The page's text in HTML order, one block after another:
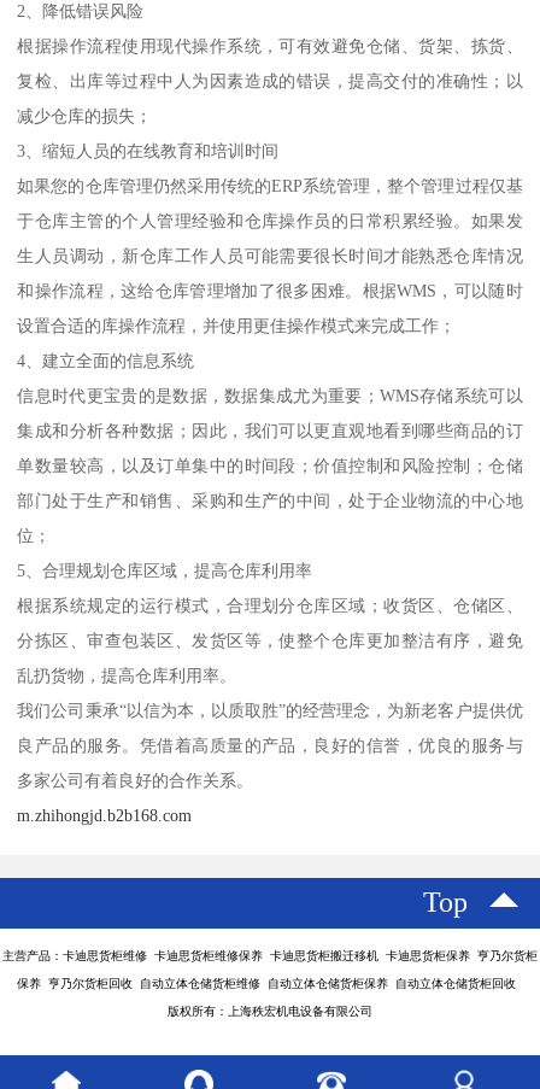
2、降低错误风险
根据操作流程使用现代操作系统，可有效避免仓储、货架、拣货、
复检、出库等过程中人为因素造成的错误，提高交付的准确性；以
减少仓库的损失；
3、缩短人员的在线教育和培训时间
如果您的仓库管理仍然采用传统的ERP系统管理，整个管理过程仅基
于仓库主管的个人管理经验和仓库操作员的日常积累经验。如果发
生人员调动，新仓库工作人员可能需要很长时间才能熟悉仓库情况
和操作流程，这给仓库管理增加了很多困难。根据WMS，可以随时
设置合适的库操作流程，并使用更佳操作模式来完成工作；
4、建立全面的信息系统
信息时代更宝贵的是数据，数据集成尤为重要；WMS存储系统可以
集成和分析各种数据；因此，我们可以更直观地看到哪些商品的订
单数量较高，以及订单集中的时间段；价值控制和风险控制；仓储
部门处于生产和销售、采购和生产的中间，处于企业物流的中心地
位；
5、合理规划仓库区域，提高仓库利用率
根据系统规定的运行模式，合理划分仓库区域；收货区、仓储区、
分拣区、审查包装区、发货区等，使整个仓库更加整洁有序，避免
乱扔货物，提高仓库利用率。
我们公司秉承“以信为本，以质取胜”的经营理念，为新老客户提供优
良产品的服务。凭借着高质量的产品，良好的信誉，优良的服务与
多家公司有着良好的合作关系。
m.zhihongjd.b2b168.com
Top
主营产品：卡迪思货柜维修 卡迪思货柜维修保养 卡迪思货柜搬迁移机 卡迪思货柜保养 亨乃尔货柜
保养 亨乃尔货柜回收 自动立体仓储货柜维修 自动立体仓储货柜保养 自动立体仓储货柜回收
版权所有：上海秩宏机电设备有限公司